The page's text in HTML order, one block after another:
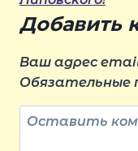
Добавить
Ваш адрес
Обязательные